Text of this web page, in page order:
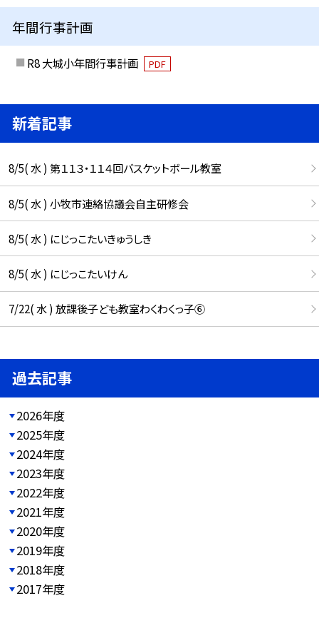
年間行事計画
R8 大城小年間行事計画 PDF
新着記事
8/5( 水 ) 第１１３・１１４回バスケットボール教室
8/5( 水 ) 小牧市連絡協議会自主研修会
8/5( 水 ) にじっこたいきゅうしき
8/5( 水 ) にじっこたいけん
7/22( 水 ) 放課後子ども教室わくわくっ子⑥
過去記事
2026年度
2025年度
2024年度
2023年度
2022年度
2021年度
2020年度
2019年度
2018年度
2017年度